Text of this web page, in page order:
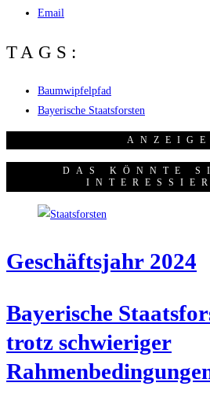
Email
TAGS:
Baumwipfelpfad
Bayerische Staatsforsten
DAS KÖNNTE
Geschäfts­jahr 2024
Baye­ri­sche
trotz schwie­ri­ger